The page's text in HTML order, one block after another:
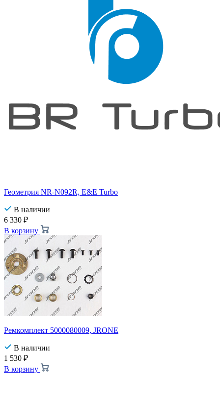
Геометрия NR-N092R, E&E Turbo
В наличии
6 330 ₽
В корзину
Ремкомплект 5000080009, JRONE
В наличии
1 530 ₽
В корзину